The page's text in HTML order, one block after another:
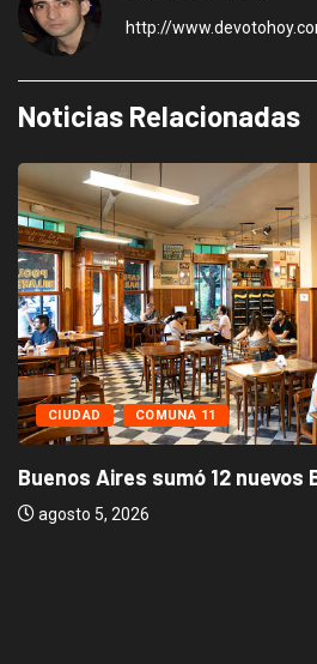
http://
Noticias Relacionadas
CIUDAD COMUNA 11
Buenos Aires sumó 12 nuevos
agosto 5, 2026